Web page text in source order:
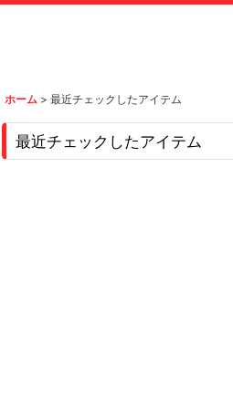
ホーム > 最近チェックしたアイテム
最近チェックしたアイテム